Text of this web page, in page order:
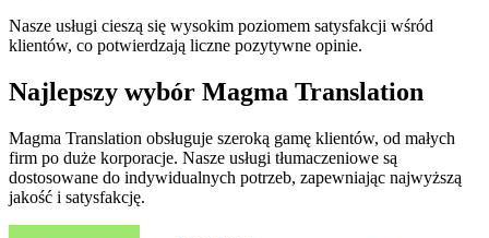
Nasze usługi cieszą się wysokim poziomem satysfakcji wśród
klientów, co potwierdzają liczne pozytywne opinie.
Najlepszy wybór Magma Translation
Magma Translation obsługuje szeroką gamę klientów, od małych
firm po duże korporacje. Nasze usługi tłumaczeniowe są
dostosowane do indywidualnych potrzeb, zapewniając najwyższą
jakość i satysfakcję.